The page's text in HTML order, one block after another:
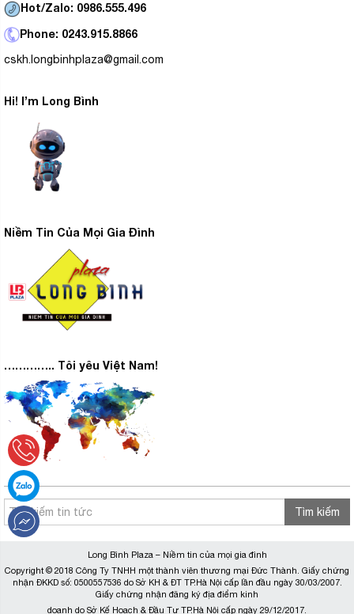
Hot/Zalo: 0986.555.496
Phone: 0243.915.8866
cskh.longbinhplaza@gmail.com
Hi! I’m Long Bình
Niềm Tin Của Mọi Gia Đình
………….. Tôi yêu Việt Nam!
Tìm kiếm
Long Bình Plaza – Niềm tin của mọi gia đình
Copyright © 2018 Công Ty TNHH một thành viên thương mại Đức Thành. Giấy chứng
nhận ĐKKD số: 0500557536 do Sở KH & ĐT TP.Hà Nội cấp lần đầu ngày 30/03/2007.
Giấy chứng nhận đăng ký địa điểm kinh
doanh do Sở Kế Hoạch & Đầu Tư TP.Hà Nội cấp ngày 29/12/2017.